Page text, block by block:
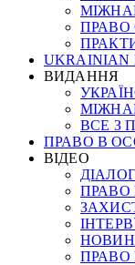
ПРАВО
UKRAINIAN
ВИДАННЯ
ВСЕ З
ПРАВО В
ВІДЕО
ПРАВО
ПРАВО